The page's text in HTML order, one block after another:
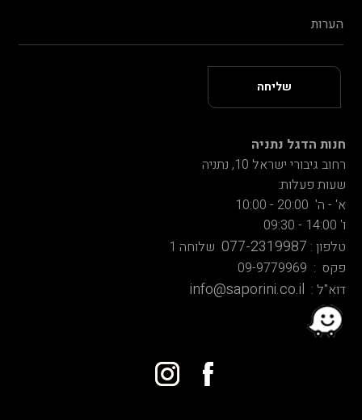
חנות הדגל נתניה
רחוב גיבורי ישראל 10, נתניה
שעות פעלות:
א' - ה' 20:00 - 10:00
ו' 14:00 - 09:30
טלפון : 077-2319987 שלוחה 1
פקס : 09-9779969
דוא"ל : info@saporini.co.il